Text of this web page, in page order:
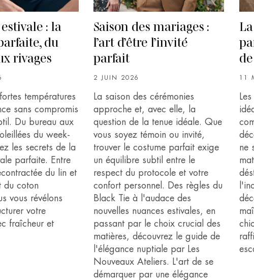
: la
du
rivages
températures
sans compromis
Du bureau aux
du week-
les secrets de la
parfaite. Entre
du lin et
du coton
vous révélons
votre
fraîcheur et
Saison des mariages :
l’art d’être l’invité
parfait
2 JUIN 2026
La saison des cérémonies
approche et, avec elle, la
question de la tenue idéale. Que
vous soyez témoin ou invité,
trouver le costume parfait exige
un équilibre subtil entre le
respect du protocole et votre
confort personnel. Des règles du
Black Tie à l'audace des
nouvelles nuances estivales, en
passant par le choix crucial des
matières, découvrez le guide de
l'élégance nuptiale par Les
Nouveaux Ateliers. L'art de se
démarquer par une élégance
11
ne